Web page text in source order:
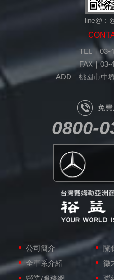
line@：
TEL｜03-
FAX｜03-
ADD｜桃園市中
免
0800-
公司簡介
全車系介紹
營業/服務網
關
徵
聯